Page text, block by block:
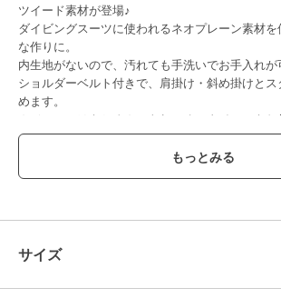
ツイード素材が登場♪
ダイビングスーツに使われるネオプレーン素材
な作りに。
内生地がないので、汚れても手洗いでお手入れが
ショルダーベルト付きで、肩掛け・斜め掛けとス
めます。
カジュアルはもちろん、きれいめスタイルにもお
【特徴】
■内側
├オープンポケット1
サイズ